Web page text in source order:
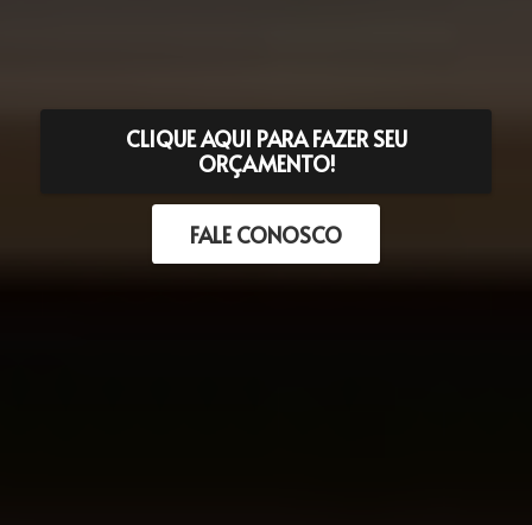
CLIQUE AQUI PARA FAZER SEU
ORÇAMENTO!
FALE CONOSCO